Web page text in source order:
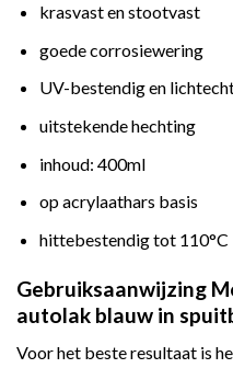
krasvast en stootvast
goede corrosiewering
UV-bestendig en
uitstekende hechting
inhoud: 400ml
op acrylaathars basis
hittebestendig tot 110°C
Gebruiksaanwijzing
autolak blauw in
Voor het beste resultaat is